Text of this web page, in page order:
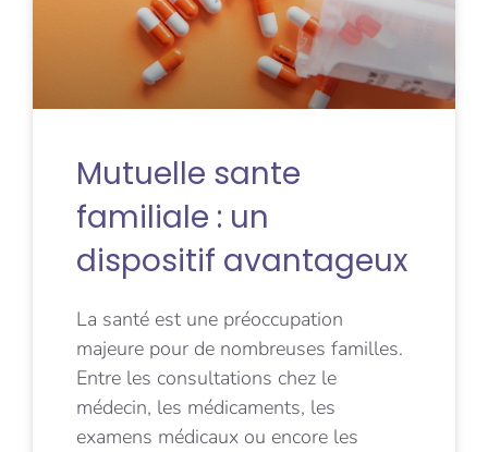
Mutuelle sante
familiale : un
dispositif avantageux
La santé est une préoccupation
majeure pour de nombreuses familles.
Entre les consultations chez le
médecin, les médicaments, les
examens médicaux ou encore les